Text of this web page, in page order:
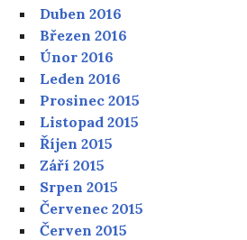
Duben 2016
Březen 2016
Únor 2016
Leden 2016
Prosinec 2015
Listopad 2015
Říjen 2015
Září 2015
Srpen 2015
Červenec 2015
Červen 2015